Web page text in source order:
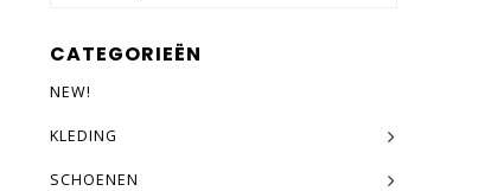
CATEGORIEËN
NEW!
KLEDING
SCHOENEN